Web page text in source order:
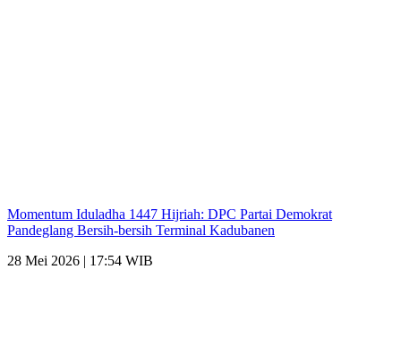
Momentum Iduladha 1447 Hijriah: DPC Partai Demokrat
Pandeglang Bersih-bersih Terminal Kadubanen
28 Mei 2026 | 17:54 WIB